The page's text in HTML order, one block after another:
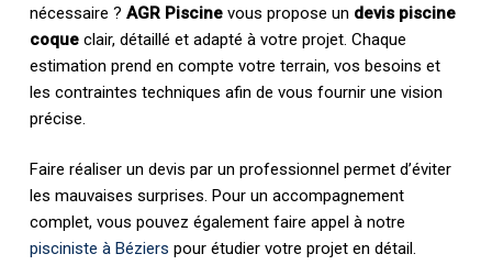
nécessaire ?AGR Piscine vous propose un devis piscine
coque clair, détaillé et adapté à votre projet. Chaque
estimation prend en compte votre terrain, vos besoins et
les contraintes techniques afin de vous fournir une vision
précise.
Faire réaliser un devis par un professionnel permet d’éviter
les mauvaises surprises. Pour un accompagnement
complet, vous pouvez également faire appel à notre
pisciniste à Béziers pour étudier votre projet en détail.